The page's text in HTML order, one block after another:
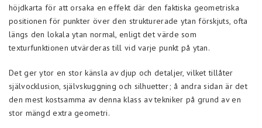
höjdkarta för att orsaka en effekt där den faktiska geometriska
positionen för punkter över den strukturerade ytan förskjuts, ofta
längs den lokala ytan normal, enligt det värde som
texturfunktionen utvärderas till vid varje punkt på ytan.
Det ger ytor en stor känsla av djup och detaljer, vilket tillåter
självocklusion, självskuggning och silhuetter; å andra sidan är det
den mest kostsamma av denna klass av tekniker på grund av en
stor mängd extra geometri.